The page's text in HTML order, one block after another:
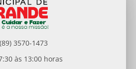
(89) 3570-1473
às 13:00 horas